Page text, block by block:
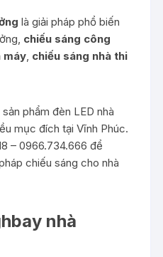
là giải pháp phổ biến
chiếu sáng công
máy, chiếu sáng nhà thi
phẩm đèn LED nhà
mục đích tại Vĩnh Phúc.
– 0966.734.666 để
chiếu sáng cho nhà
nhà